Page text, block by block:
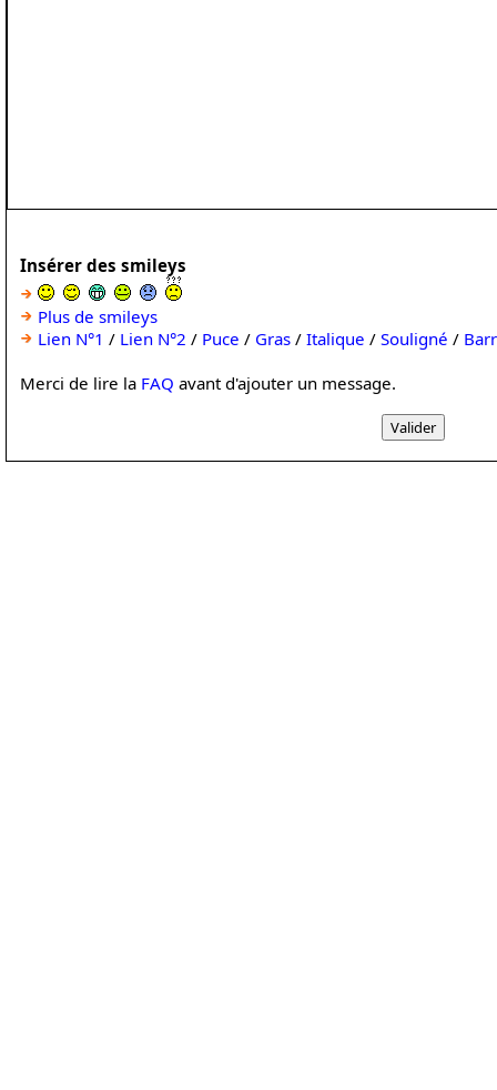
Insérer des smileys
Plus de smileys
Lien N°1 / Lien N°2 / Puce / Gras / Italique / Souligné /
Merci de lire la FAQ avant d'ajouter un message.